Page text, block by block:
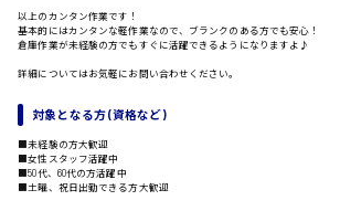
製造・軽作業・物流系
組立、加工
製造オペレーター
以上のカンタン作業です！
基本的にはカンタンな軽作業なので、ブランクのある方でも安心！
倉庫作業が未経験の方でもすぐに活躍できるようになりますよ♪
詳細についてはお気軽にお問い合わせください。
対象となる方 (資格など)
■未経験の方大歓迎
■女性スタッフ活躍中
■50代、60代の方活躍中
■土曜、祝日出勤できる方大歓迎